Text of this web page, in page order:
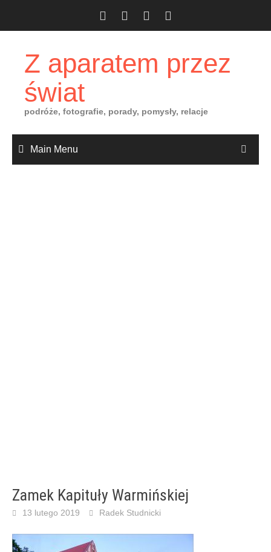
Z aparatem przez
świat
podróże, fotografie, porady, pomysły, relacje
Main Menu
Zamek Kapituły Warmińskiej
13 lutego 2019 Radek Studnicki